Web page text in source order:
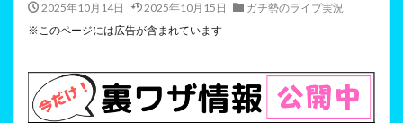
2025年10月14日 2025年10月15日
ガチ勢のライブ実況
※このページには広告が含まれています